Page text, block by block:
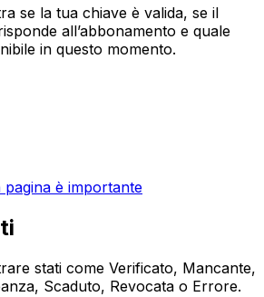
se la tua chiave è valida, se il
all’abbonamento e quale
in questo momento.
pagina è importante
stati come Verificato, Mancante,
, Scaduto, Revocata o Errore.